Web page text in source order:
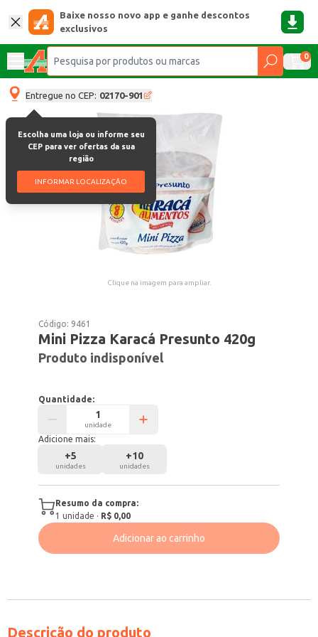
Baixe nosso novo app e ganhe descontos
exclusivos
0
Entregue no CEP: 02170-901
Escolha uma loja ou informe seu
CEP para ver ofertas da sua
região
INFORMAR LOCALIZAÇÃO
Clique na imagem para ampliar.
Código: 9461
Mini Pizza Karacá Presunto 420g
Produto indisponível
Quantidade:
unidade
Adicione mais:
+5
unidades
+10
unidades
Resumo da compra:
1 unidade · R$ 0,00
Adicionar ao carrinho
Descrição do produto